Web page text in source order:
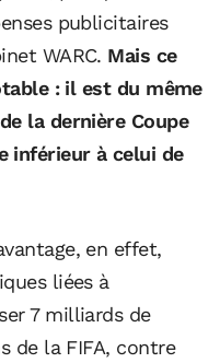
publicitaires
WARC. Mais ce
: il est du même
la dernière Coupe
inférieur à celui de
en effet,
liées à
7 milliards de
de la FIFA, contre